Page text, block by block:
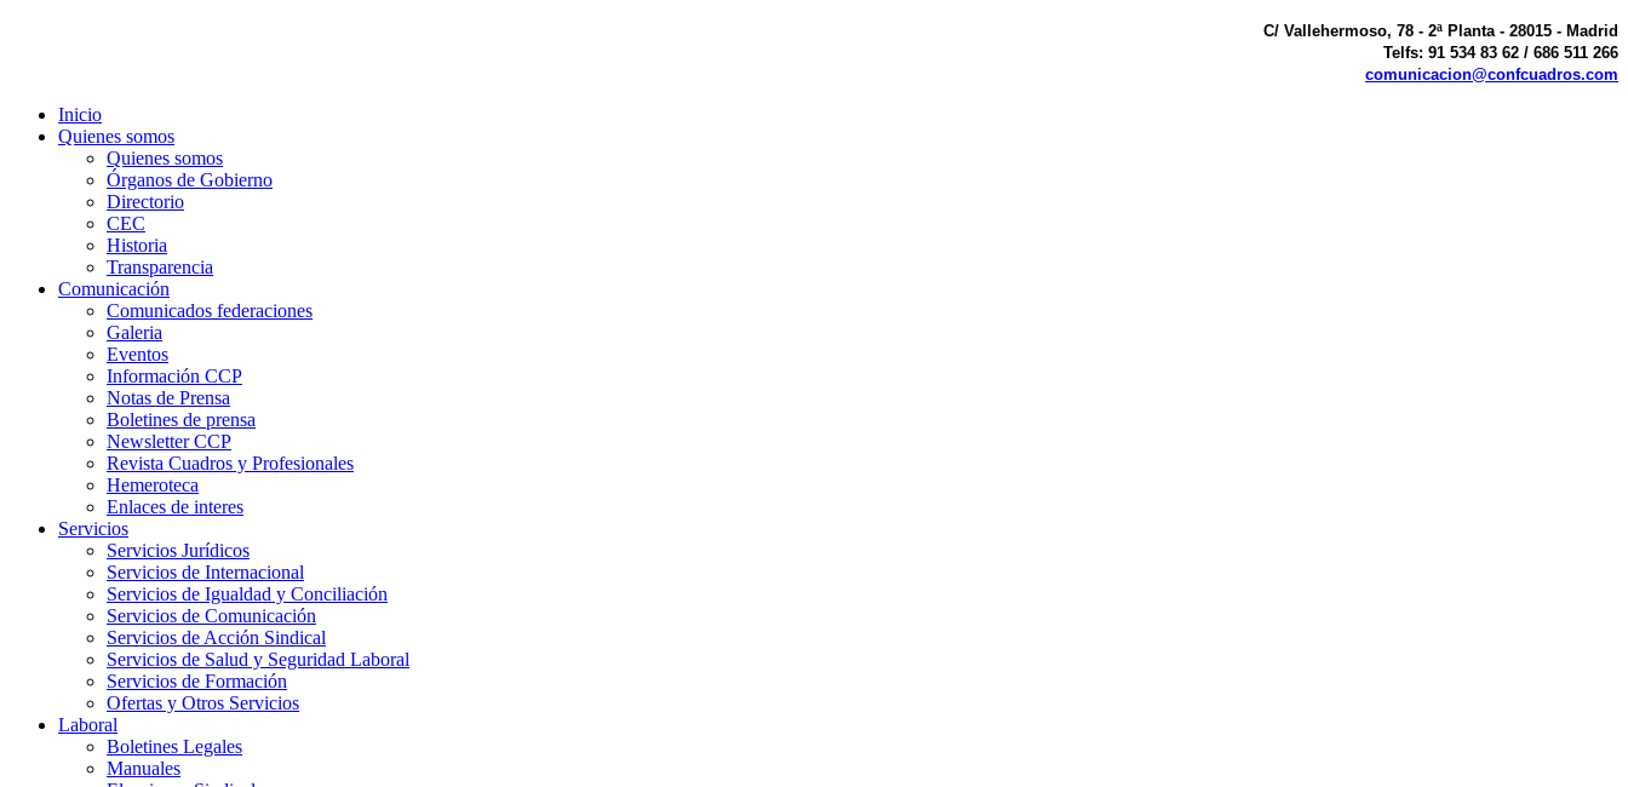
C/ Vallehermoso, 78 - 2ª Planta - 28015 - Madrid
Telfs: 91 534 83 62 / 686 511 266
comunicacion@confcuadros.com
Inicio
Quienes somos
Quienes somos
Órganos de Gobierno
Directorio
CEC
Historia
Transparencia
Comunicación
Comunicados federaciones
Galeria
Eventos
Información CCP
Notas de Prensa
Boletines de prensa
Newsletter CCP
Revista Cuadros y Profesionales
Hemeroteca
Enlaces de interes
Servicios
Servicios Jurídicos
Servicios de Internacional
Servicios de Igualdad y Conciliación
Servicios de Comunicación
Servicios de Acción Sindical
Servicios de Salud y Seguridad Laboral
Servicios de Formación
Ofertas y Otros Servicios
Laboral
Boletines Legales
Manuales